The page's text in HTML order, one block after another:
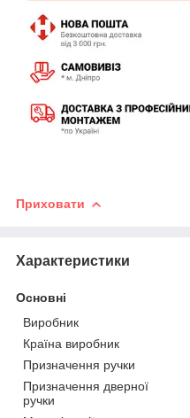
Приховати
Характеристики
Основні
Виробник
Країна виробник
Призначення ручки
Призначення дверної
ручки